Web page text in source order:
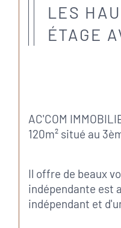
LES
ÉTAGE
AC'COM
120m² situé au
Il offre de beaux
indépendante est
indépendant et